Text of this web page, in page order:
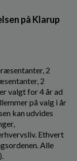
på Klarup
2
2
valgt for 4 år ad
på valg i år
kan udvides
Ethvert
Alle